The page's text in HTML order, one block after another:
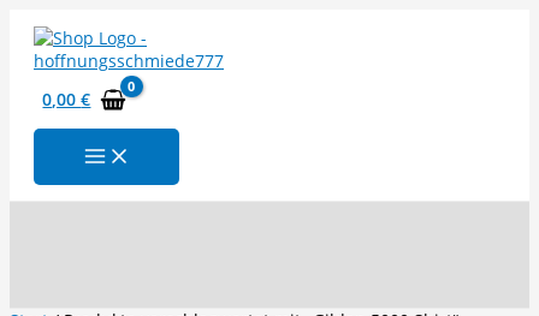
Inhalt
springen
0,00€